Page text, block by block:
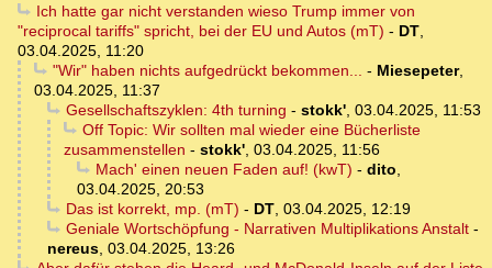
Ich hatte gar nicht verstanden wieso Trump immer von
"reciprocal tariffs" spricht, bei der EU und Autos (mT) - DT
03.04.2025, 11:20
"Wir" haben nichts aufgedrückt bekommen...
- Miesepeter,
03.04.2025, 11:37
Gesellschaftszyklen: 4th turning - stokk', 03.04.2025, 11:53
Off Topic: Wir sollten mal wieder eine Bücherliste
zusammenstellen - stokk' 03.04.2025, 11:56
Mach' einen neuen Faden auf! (kwT) - dito
03.04.2025, 20:53
Das ist korrekt, mp. (mT) - DT, 03.04.2025, 12:19
Geniale Wortschöpfung - Narrativen Multiplikations Anstalt-
nereus 03.04.2025, 13:26